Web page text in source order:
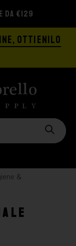
DA €129
OTTIENILO
&